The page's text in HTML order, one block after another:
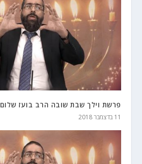
פרשת וילך שבת שובה הרב בועז שלום
11 בדצמבר 2018